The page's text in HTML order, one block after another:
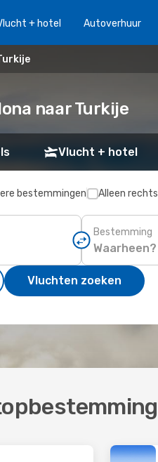
+ hotel Autoverhuur
naar Turkije
Vlucht + hotel
bestemmingen Alleen
Bestemming
Vluchten zoeken